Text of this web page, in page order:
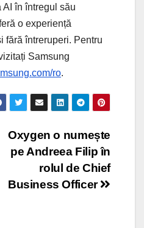
AI în întregul său
o experiență
fără întreruperi. Pentru
Samsung
ro.
Oxygen o numește
pe Andreea Filip în
rolul de Chief
Business Officer